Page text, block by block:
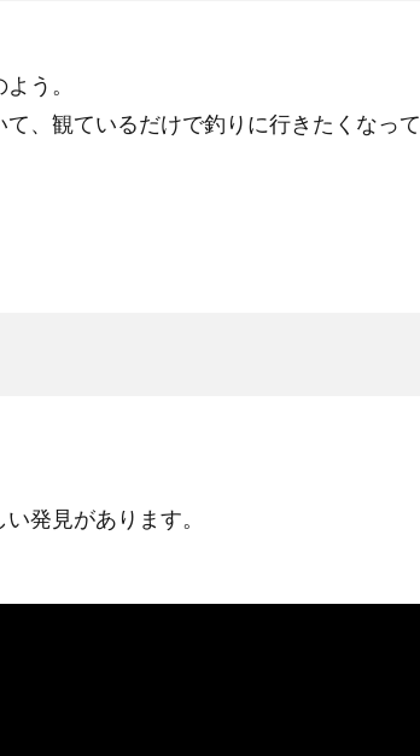
う。
、観ているだけで釣りに行きたくなって
発見があります。